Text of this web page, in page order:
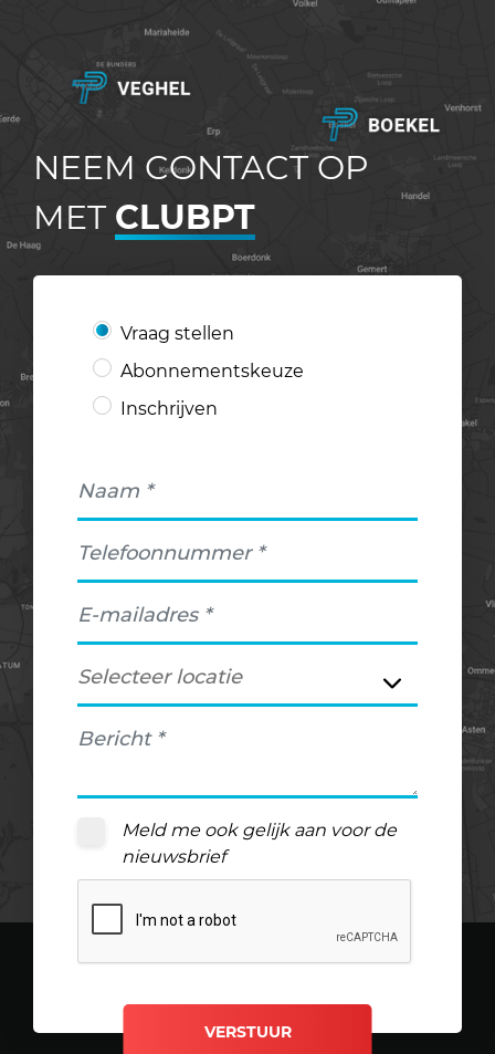
NEEM CONTACT OP
MET CLUBPT
Vraag stellen
Abonnementskeuze
Inschrijven
Meld me ook gelijk aan voor de
nieuwsbrief